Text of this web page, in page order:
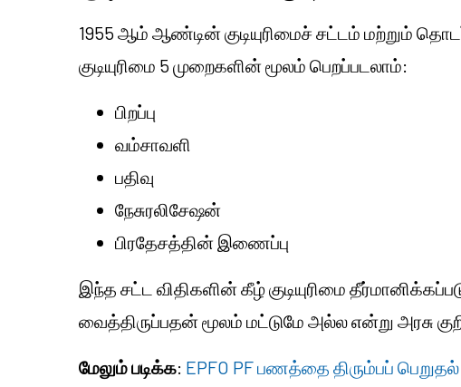
1955 ஆம் ஆண்டின் குடியுரிமைச் சட்டம் மற்றும்
குடியுரிமை 5 முறைகளின் மூலம் பெறப்படலாம்:
பிறப்பு
வம்சாவளி
பதிவு
நேசுரலிசேஷன்
பிரதேசத்தின் இணைப்பு
இந்த சட்ட விதிகளின் கீழ் குடியுரிமை
வைத்திருப்பதன் மூலம் மட்டுமே அல்ல என்று அரசு
மேலும் படிக்க: EPFO PF பணத்தை திரும்பப்